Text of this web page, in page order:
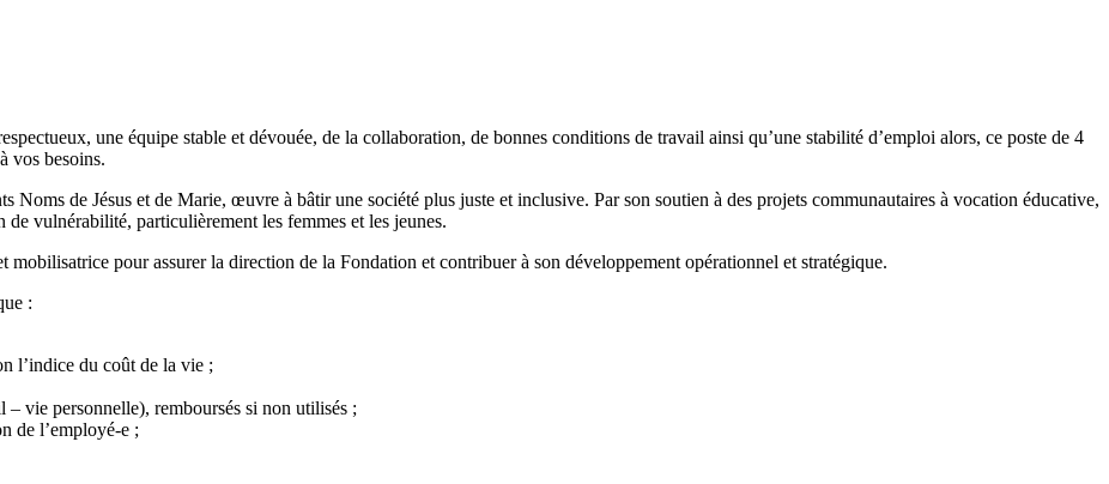
une équipe stable et dévouée, de la collaboration, de bonnes conditions de travail ainsi qu’une stabilité d’emploi alors, ce poste de 4
vos besoins.
Noms de Jésus et de Marie, œuvre à bâtir une société plus juste et inclusive. Par son soutien à des projets communautaires à vocation éducative,
vulnérabilité, particulièrement les femmes et les jeunes.
mobilisatrice pour assurer la direction de la Fondation et contribuer à son développement opérationnel et stratégique.
:
l’indice du coût de la vie ;
vie personnelle), remboursés si non utilisés ;
de l’employé-e ;